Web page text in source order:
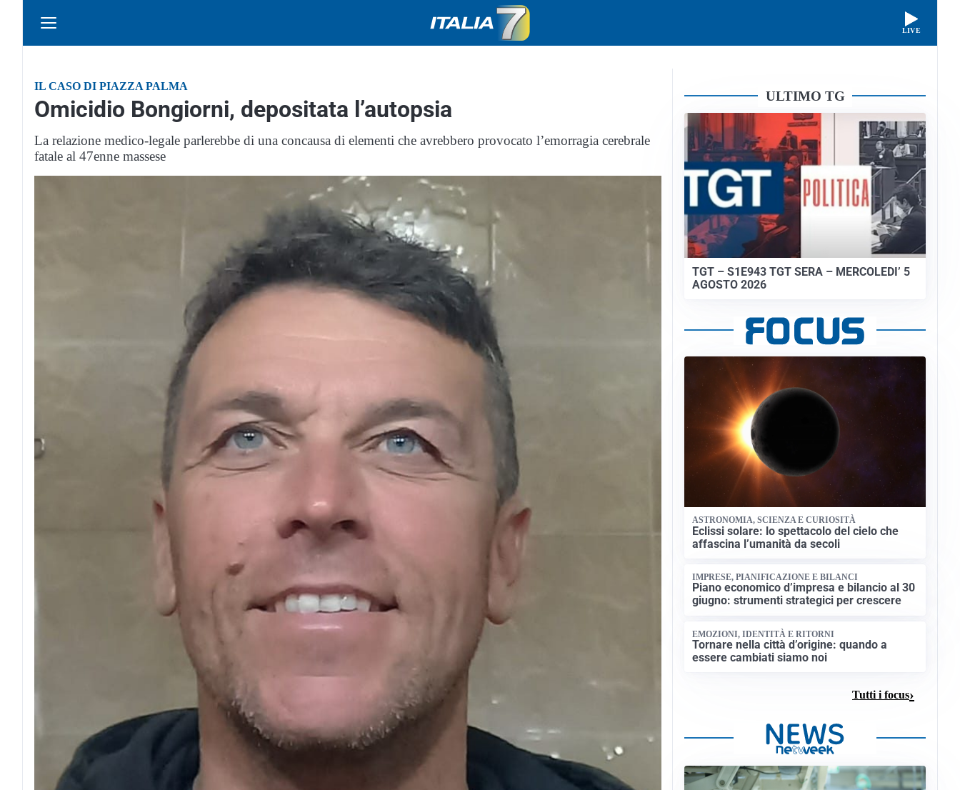
LIVE
IL CASO DI PIAZZA PALMA
Omicidio Bongiorni, depositata l’autopsia
La relazione medico-legale parlerebbe di una concausa di elementi che avrebbero provocato l’emorragia cerebrale
fatale al 47enne massese
ULTIMO TG
TGT – S1E943 TGT SERA – MERCOLEDI’ 5
AGOSTO 2026
ASTRONOMIA, SCIENZA E CURIOSITÀ
Eclissi solare: lo spettacolo del cielo che
affascina l’umanità da secoli
IMPRESE, PIANIFICAZIONE E BILANCI
Piano economico d’impresa e bilancio al 30
giugno: strumenti strategici per crescere
EMOZIONI, IDENTITÀ E RITORNI
Tornare nella città d’origine: quando a
essere cambiati siamo noi
Tutti i focus